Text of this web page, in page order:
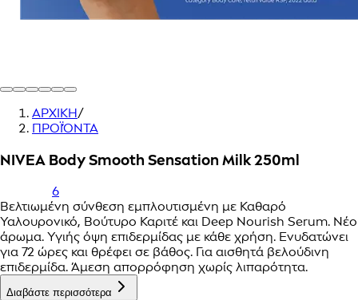
ΑΡΧΙΚΗ/
ΠΡΟΪΌΝΤΑ
NIVEA Body Smooth Sensation Milk 250ml
6
Βελτιωμένη σύνθεση εμπλουτισμένη με Καθαρό
Υαλουρονικό, Βούτυρο Καριτέ και Deep Nourish Serum. Νέο
άρωμα. Υγιής όψη επιδερμίδας με κάθε χρήση. Ενυδατώνει
για 72 ώρες και θρέφει σε βάθος. Για αισθητά βελούδινη
επιδερμίδα. Άμεση απορρόφηση χωρίς λιπαρότητα.
Διαβάστε περισσότερα